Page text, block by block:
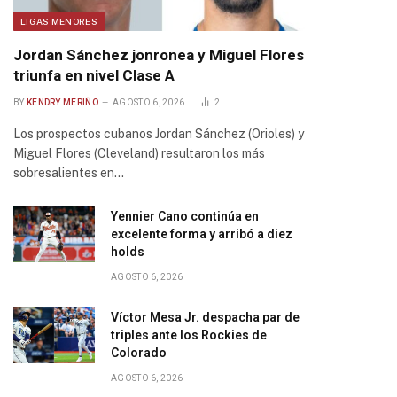
LIGAS MENORES
Jordan Sánchez jonronea y Miguel Flores
triunfa en nivel Clase A
BY KENDRY MERIÑO AGOSTO 6, 2026 2
Los prospectos cubanos Jordan Sánchez (Orioles) y
Miguel Flores (Cleveland) resultaron los más
sobresalientes en…
Yennier Cano continúa en
excelente forma y arribó a diez
holds
AGOSTO 6, 2026
Víctor Mesa Jr. despacha par de
triples ante los Rockies de
Colorado
AGOSTO 6, 2026